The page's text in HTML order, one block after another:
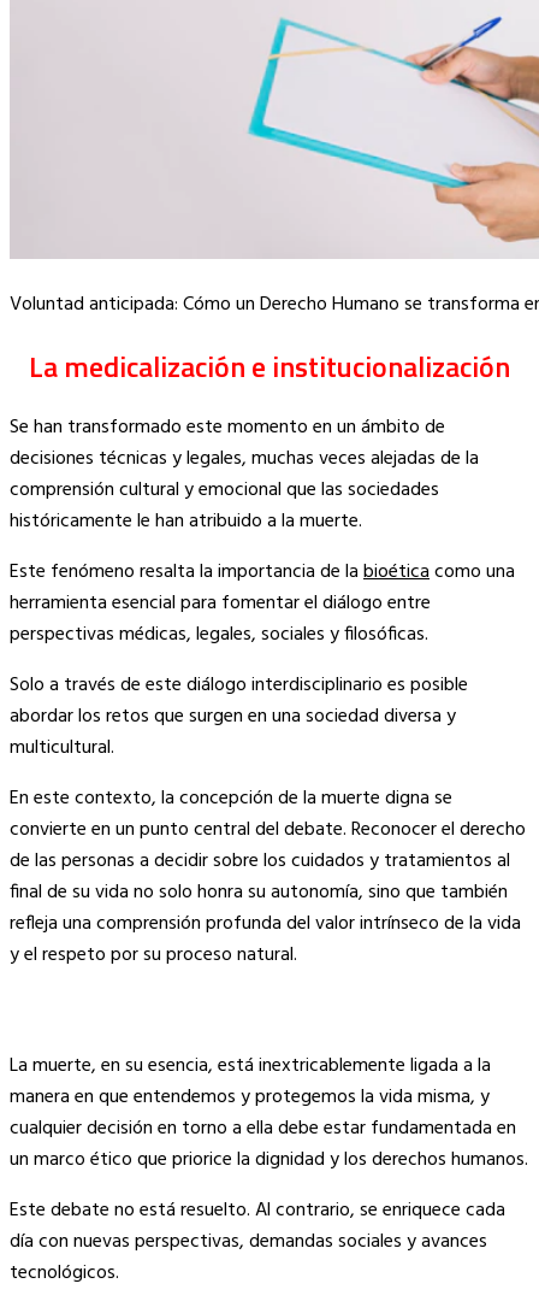
Voluntad anticipada: Cómo un Derecho Humano se transforma
La medicalización e institucionalización
Se han transformado este momento en un ámbito de
decisiones técnicas y legales, muchas veces alejadas de la
comprensión cultural y emocional que las sociedades
históricamente le han atribuido a la muerte.
Este fenómeno resalta la importancia de labioéticacomo una
herramienta esencial para fomentar el diálogo entre
perspectivas médicas, legales, sociales y filosóficas.
Solo a través de este diálogo interdisciplinario es posible
abordar los retos que surgen en una sociedad diversa y
multicultural.
En este contexto, la concepción de la muerte digna se
convierte en un punto central del debate. Reconocer el derecho
de las personas a decidir sobre los cuidados y tratamientos al
final de su vida no solo honra su autonomía, sino que también
refleja una comprensión profunda del valor intrínseco de la vida
y el respeto por su proceso natural.
La muerte, en su esencia, está inextricablemente ligada a la
manera en que entendemos y protegemos la vida misma, y
cualquier decisión en torno a ella debe estar fundamentada en
un marco ético que priorice la dignidad y los derechos humanos.
Este debate no está resuelto. Al contrario, se enriquece cada
día con nuevas perspectivas, demandas sociales y avances
tecnológicos.